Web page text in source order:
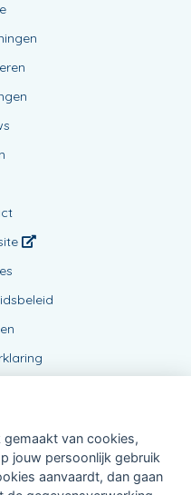
van cookies,
jouw persoonlijk gebruik
aanvaardt, dan gaan